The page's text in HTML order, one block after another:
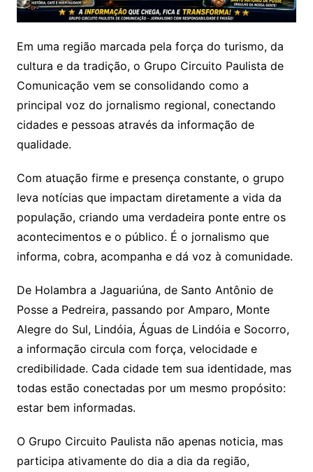
Em uma região marcada pela força do turismo, da
cultura e da tradição, o Grupo Circuito Paulista de
Comunicação vem se consolidando como a
principal voz do jornalismo regional, conectando
cidades e pessoas através da informação de
qualidade.
Com atuação firme e presença constante, o grupo
leva notícias que impactam diretamente a vida da
população, criando uma verdadeira ponte entre os
acontecimentos e o público. É o jornalismo que
informa, cobra, acompanha e dá voz à comunidade.
De Holambra a Jaguariúna, de Santo Antônio de
Posse a Pedreira, passando por Amparo, Monte
Alegre do Sul, Lindóia, Águas de Lindóia e Socorro,
a informação circula com força, velocidade e
credibilidade. Cada cidade tem sua identidade, mas
todas estão conectadas por um mesmo propósito:
estar bem informadas.
O Grupo Circuito Paulista não apenas noticia, mas
participa ativamente do dia a dia da região,